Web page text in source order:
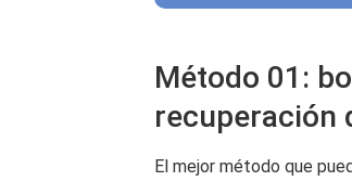
Método 01:
recuperación
El mejor método que